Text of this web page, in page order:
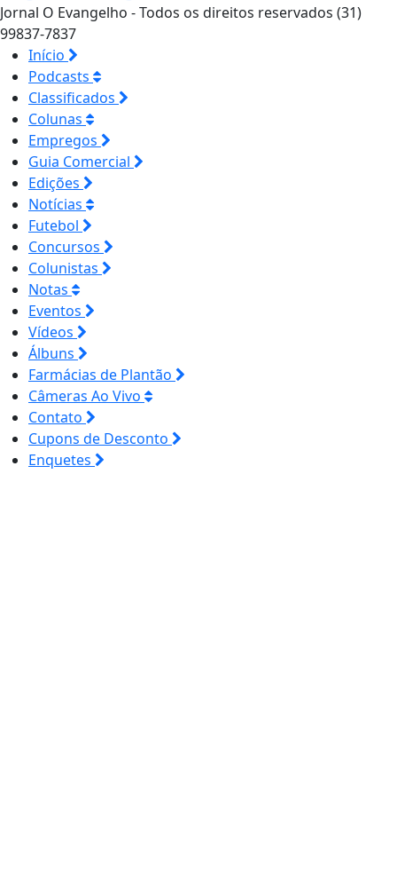
Jornal O Evangelho - Todos os direitos reservados (31)
99837-7837
Início
Podcasts
Classificados
Colunas
Empregos
Guia Comercial
Edições
Notícias
Futebol
Concursos
Colunistas
Notas
Eventos
Vídeos
Álbuns
Farmácias de Plantão
Câmeras Ao Vivo
Contato
Cupons de Desconto
Enquetes